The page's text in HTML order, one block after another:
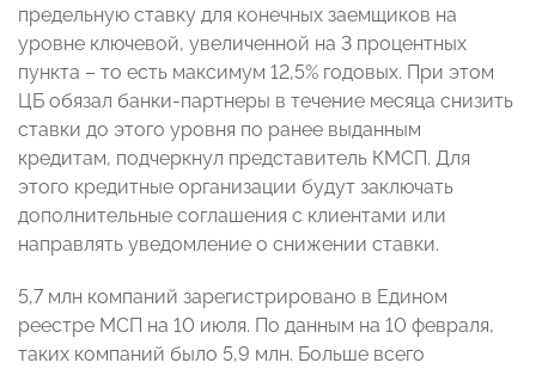
предельную ставку для конечных заемщиков на
уровне ключевой, увеличенной на 3 процентных
пункта – то есть максимум 12,5% годовых. При этом
ЦБ обязал банки-партнеры в течение месяца снизить
ставки до этого уровня по ранее выданным
кредитам, подчеркнул представитель КМСП. Для
этого кредитные организации будут заключать
дополнительные соглашения с клиентами или
направлять уведомление о снижении ставки.
5,7 млн компаний зарегистрировано в Едином
реестре МСП на 10 июля. По данным на 10 февраля,
таких компаний было 5,9 млн. Больше всего